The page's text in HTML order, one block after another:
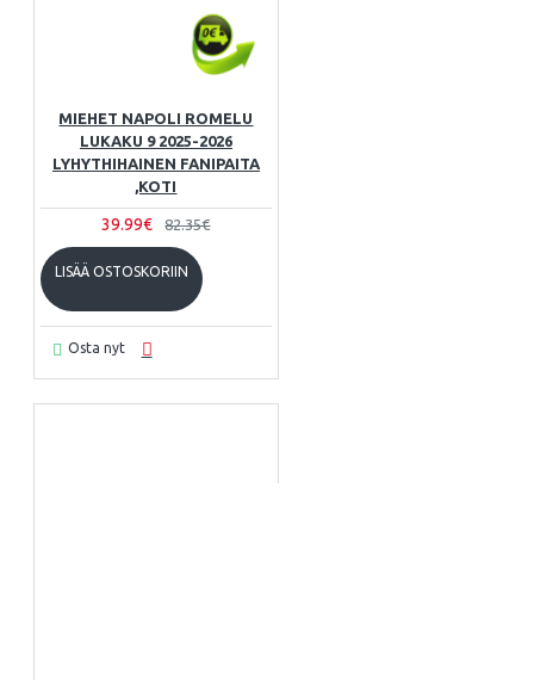
MIEHET NAPOLI ROMELU
LUKAKU 9 2025-2026
LYHYTHIHAINEN FANIPAITA
,KOTI
39.99€ 82.35€
LISÄÄ OSTOSKORIIN
Osta nyt